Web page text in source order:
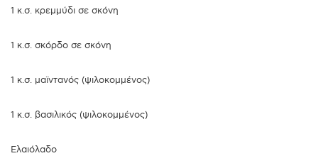
1 κ.σ. κρεμμύδι σε σκόνη
1 κ.σ. σκόρδο σε σκόνη
1 κ.σ. μαϊντανός (ψιλοκομμένος)
1 κ.σ. βασιλικός (ψιλοκομμένος)
Ελαιόλαδο